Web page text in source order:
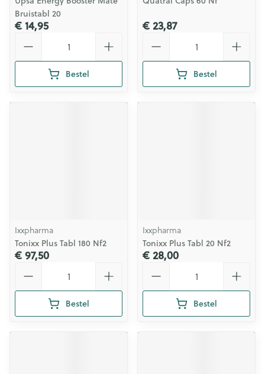
Bruistabl 20
€ 14,95
Bestel
€ 23,87
Bestel
Ixxpharma
Tonixx Plus Tabl 180 Nf2
€ 97,50
Bestel
Ixxpharma
Tonixx Plus Tabl 20 Nf2
€ 28,00
Bestel